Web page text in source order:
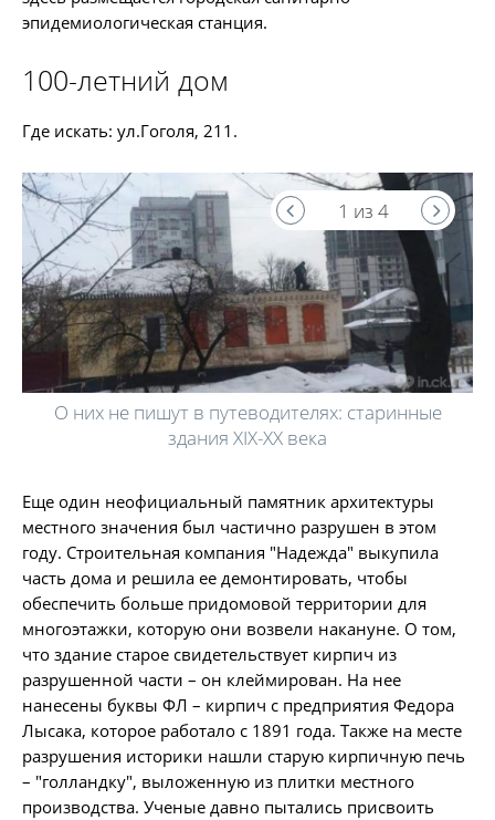
эпидемиологическая станция.
100-летний дом
Где искать: ул.Гоголя, 211.
О них не пишут в путеводителях: старинные
здания XIX-XX века
1 из 4
Еще один неофициальный памятник архитектуры
местного значения был частично разрушен в этом
году. Строительная компания "Надежда" выкупила
часть дома и решила ее демонтировать, чтобы
обеспечить больше придомовой территории для
многоэтажки, которую они возвели накануне. О том,
что здание старое свидетельствует кирпич из
разрушенной части – он ​​клеймирован. На нее
нанесены буквы ФЛ – кирпич с предприятия Федора
Лысака, которое работало с 1891 года. Также на месте
разрушения историки нашли старую кирпичную печь
– "голландку", выложенную из плитки местного
производства. Ученые давно пытались присвоить